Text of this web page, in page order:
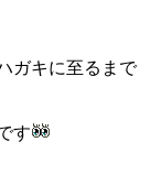
ガキに至るまで
す